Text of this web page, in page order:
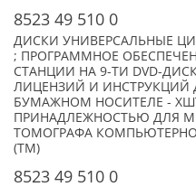
8523 49 510 0
ДИСКИ УНИВЕРСАЛЬНЫЕ
; ПРОГРАММНОЕ
СТАНЦИИ НА 9-ТИ DVD-
ЛИЦЕНЗИЙ И ИНСТРУКЦИЙ
БУМАЖНОМ НОСИТЕЛЕ -
ПРИНАДЛЕЖНОСТЬЮ ДЛЯ
ТОМОГРАФА
(TM)
8523 49 510 0